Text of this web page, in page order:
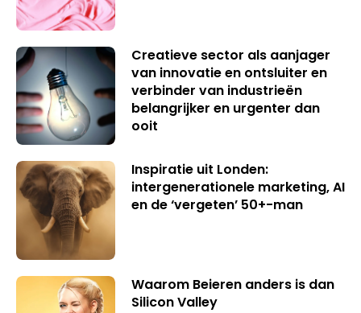
Creatieve sector als aanjager
van innovatie en ontsluiter en
verbinder van industrieën
belangrijker en urgenter dan
ooit
Inspiratie uit Londen:
intergenerationele marketing, AI
en de ‘vergeten’ 50+-man
Waarom Beieren anders is dan
Silicon Valley